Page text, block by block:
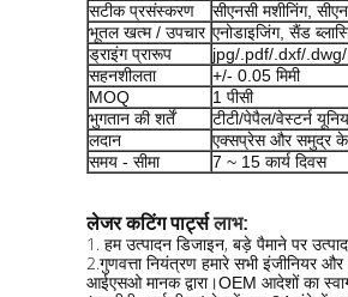
सटीक प्रसंस्करण
सीएनसी मशीनिंग,
भूतल खत्म / उपचार एनोडाइजिंग, सैंड
ड्राइंग प्रारूप
jpg/.pdf/.dxf/
सहनशीलता
+/- 0.05 मिमी
MOQ
1 पीसी
भुगतान की शर्तें
टीटी/पेपैल/वेस्टर्न
लदान
एक्सप्रेस और समुद्र के
समय - सीमा
7 ~ 15 कार्य दिवस
लेजर कटिंग पार्ट्स लाभ:
1. हम उत्पादन डिजाइन, बड़े पैमाने पर
2.गुणवत्ता नियंत्रण हमारे सभी इंजीनियर
आईएसओ मानक द्वारा।OEM आदेशों का